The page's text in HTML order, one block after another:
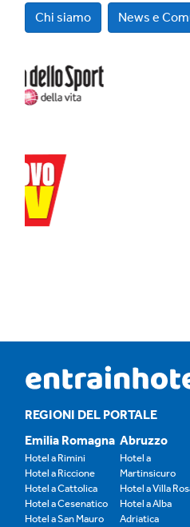
Chi siamo News e
REGIONI DEL PORTALE
Emilia Romagna
Hotel a Rimini
Hotel a Riccione
Hotel a Cattolica
Hotel a Cesenatico
Hotel a San Mauro
Abruzzo
Hotel a
Martinsicuro
Hotel a Villa
Hotel a Alba
Adriatica